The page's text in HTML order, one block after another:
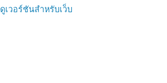
ดูเวอร์ชันสำหรับเว็บ